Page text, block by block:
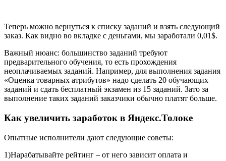
Теперь можно вернуться к списку заданий и взять следующий
заказ. Как видно во вкладке с деньгами, мы заработали 0,01$.
Важный нюанс: большинство заданий требуют
предварительного обучения, то есть прохождения
неоплачиваемых заданий. Например, для выполнения задания
«Оценка товарных атрибутов» надо сделать 20 обучающих
заданий и сдать бесплатный экзамен из 15 заданий. Зато за
выполнение таких заданий заказчики обычно платят больше.
Как увеличить заработок в Яндекс.Толоке
Опытные исполнители дают следующие советы:
1)Нарабатывайте рейтинг – от него зависит оплата и